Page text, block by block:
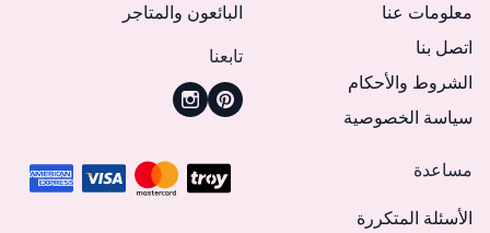
معلومات عنا
اتصل بنا
الشروط والأحكام
سياسة الخصوصية
البائعون والمتاجر
تابعنا
مساعدة
الأسئلة المتكررة